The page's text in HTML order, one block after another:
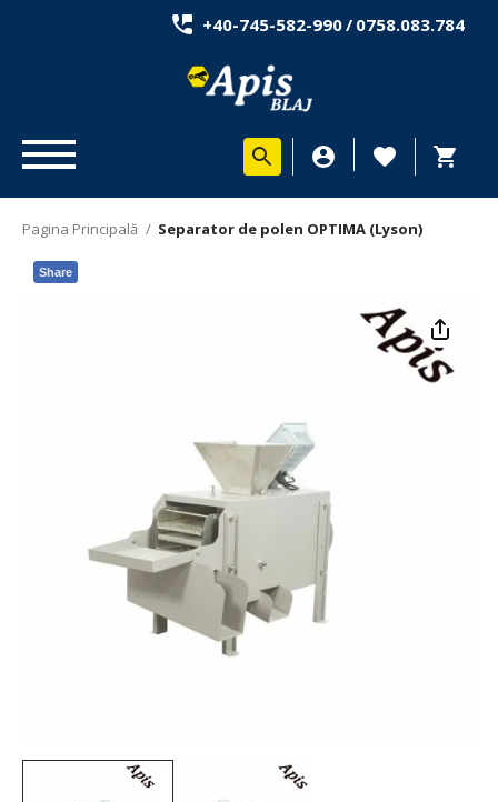
+40-745-582-990/ 0758.083.784
Pagina Principală / Separator de polen OPTIMA (Lyson)
Share